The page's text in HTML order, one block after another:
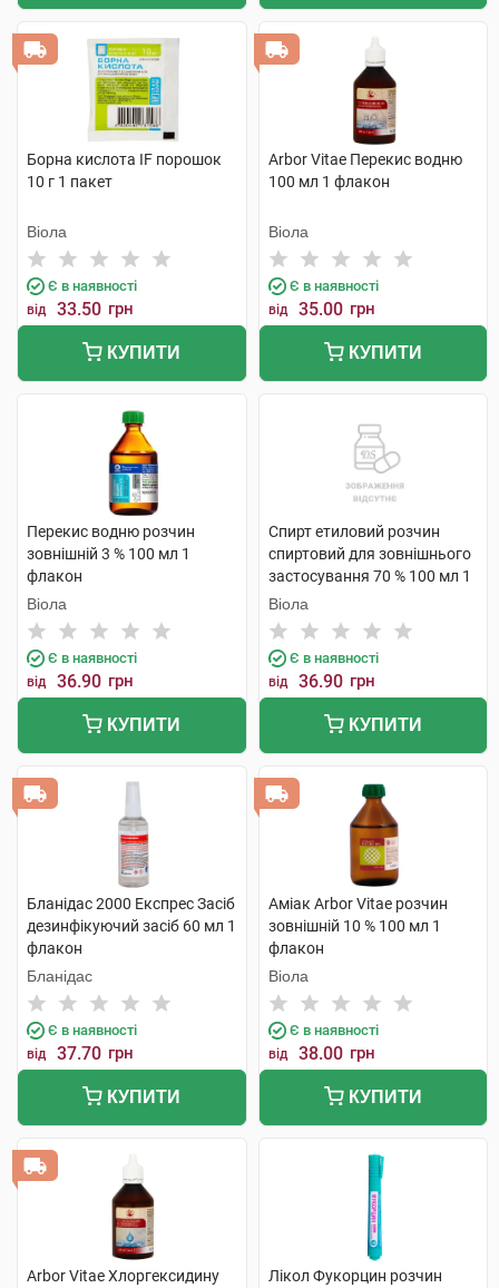
Борна кислота IF порошок
10 г 1 пакет
Віола
Є в наявності
від 33.50 грн
КУПИТИ
Arbor Vitae Перекис водню
100 мл 1 флакон
Віола
Є в наявності
від 35.00 грн
КУПИТИ
Перекис водню розчин
зовнішній 3 % 100 мл 1
флакон
Віола
Є в наявності
від 36.90 грн
КУПИТИ
Спирт етиловий розчин
спиртовий для зовнішнього
застосування 70 % 100 мл 1
флакон скляний
Віола
Є в наявності
від 36.90 грн
КУПИТИ
Бланідас 2000 Експрес Засіб
дезинфікуючий засіб 60 мл 1
флакон
Бланідас
Є в наявності
від 37.70 грн
КУПИТИ
Аміак Arbor Vitae розчин
зовнішній 10 % 100 мл 1
флакон
Віола
Є в наявності
від 38.00 грн
КУПИТИ
Arbor Vitae Хлоргексидину
Лікол Фукорцин розчин